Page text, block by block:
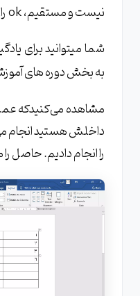
نیست و مستقیم، ok را لمس کنید. و تمام!
شما میتوانید برای
به بخش دوره های
مشاهده می‌کنیدکه
داخلش هستید انجام
را انجام دادیم. حاصل